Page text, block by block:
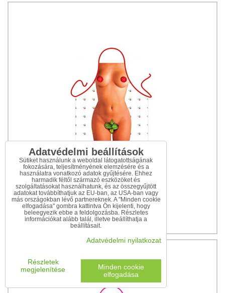
Kötény Nő bazsalikommal
3 840 Ft
Adatvédelmi beállítások
Sütiket használunk a weboldal látogatottságának
fokozására, teljesítményének elemzésére és a
használatra vonatkozó adatok gyűjtésére. Ehhez
harmadik féltől származó eszközöket és
szolgáltatásokat használhatunk, és az összegyűjtött
adatokat továbbíthatjuk az EU-ban, az USA-ban vagy
más országokban lévő partnereknek. A "Minden cookie
elfogadása" gombra kattintva Ön kijelenti, hogy
beleegyezik ebbe a feldolgozásba. Részletes
információkat alább talál, illetve beállíthatja a
beállításait.
Adatvédelmi nyilatkozat
Részletek
megjelenítése
Minden cookie
elfogadása